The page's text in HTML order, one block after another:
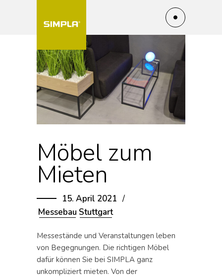
Möbel zum
Mieten
15. April 2021
Messebau Stuttgart
Messestände und Veranstaltungen leben
von Begegnungen. Die richtigen Möbel
dafür können Sie bei SIMPLA ganz
unkompliziert mieten. Von der